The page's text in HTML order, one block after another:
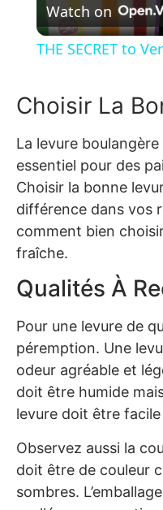
Watch on
THE SECRET to
Choisir La
La levure
essentiel pour des
Choisir la bonne
différence dans vos
comment bien
fraîche.
Qualités À
Pour une levure de
péremption. Une
odeur agréable et
doit être humide
levure doit être
Observez aussi la
doit être de couleur
sombres.